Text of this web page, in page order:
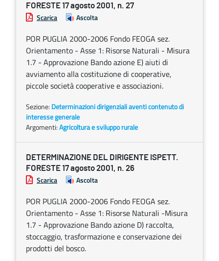
FORESTE 17 agosto 2001, n. 27
Scarica Ascolta
POR PUGLIA 2000-2006 Fondo FEOGA sez.
Orientamento - Asse 1: Risorse Naturali - Misura
1.7 - Approvazione Bando azione E) aiuti di
avviamento alla costituzione di cooperative,
piccole società cooperative e associazioni.
Sezione: Determinazioni dirigenziali aventi contenuto di
interesse generale
Argomenti:Agricoltura e sviluppo rurale
DETERMINAZIONE DEL DIRIGENTE ISPETT.
FORESTE 17 agosto 2001, n. 26
Scarica Ascolta
POR PUGLIA 2000-2006 Fondo FEOGA sez.
Orientamento - Asse 1: Risorse Naturali -Misura
1.7 - Approvazione Bando azione D) raccolta,
stoccaggio, trasformazione e conservazione dei
prodotti del bosco.